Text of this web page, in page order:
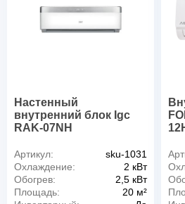
Настенный
внутренний блок Igc
RAK-07NH
Артикул:
sku-1031
Охлаждение:
2 кВт
Обогрев:
2,5 кВт
Площадь:
20 м²